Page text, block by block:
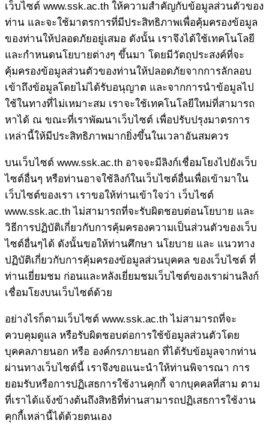
เว็บไซต์ www.ssk.ac.th ให้ความสำคัญกับข้อมูลส่วนตัวของ
ท่าน และจะใช้มาตรการที่มีประสิทธิภาพเพื่อคุ้มครองข้อมูล
ของท่านให้ปลอดภัยอยู่เสมอ ดังนั้น เราจึงได้ใช้เทคโนโลยี
และกำหนดนโยบายต่างๆ ขึ้นมา โดยมีวัตถุประสงค์ที่จะ
คุ้มครองข้อมูลส่วนตัวของท่านให้ปลอดภัยจากการลักลอบ
เข้าถึงข้อมูลโดยไม่ได้รับอนุญาต และจากการนำข้อมูลไป
ใช้ในทางที่ไม่เหมาะสม เราจะใช้เทคโนโลยีใหม่ที่สามารถ
หาได้ ณ ขณะที่เราพัฒนาเว็บไซต์ เพื่อปรับปรุงมาตรการ
เหล่านี้ให้มีประสิทธิภาพมากยิ่งขึ้นในเวลาอันสมควร
บนเว็บไซต์ www.ssk.ac.th อาจจะมีลิงก์เชื่อมโยงไปยังเว็บ
ไซต์อื่นๆ หรือท่านอาจใช้ลิงก์ในเว็บไซต์อื่นเพื่อเข้ามาใน
เว็บไซต์ของเรา เราขอให้ท่านเข้าใจว่า เว็บไซต์
www.ssk.ac.th ไม่สามารถที่จะรับผิดชอบต่อนโยบาย และ
วิธีการปฏิบัติเกี่ยวกับการคุ้มครองความเป็นส่วนตัวของเว็บ
ไซต์อื่นๆได้ ดังนั้นขอให้ท่านศึกษา นโยบาย และ แนวทาง
ปฏิบัติเกี่ยวกับการคุ้มครองข้อมูลส่วนบุคคล ของเว็บไซต์ ที่
ท่านเยี่ยมชม ก่อนและหลังเยี่ยมชมเว็บไซต์ของเราผ่านลิงก์
เชื่อมโยงบนเว็บไซต์ด้วย
อย่างไรก็ตามเว็บไซต์ www.ssk.ac.th ไม่สามารถที่จะ
ควบคุมดูแล หรือรับผิดชอบต่อการใช้ข้อมูลส่วนตัวโดย
บุคคลภายนอก หรือ องค์กรภายนอก ที่ได้รับข้อมูลจากท่าน
ผ่านทางเว็บไซต์นี้ เราจึงขอแนะนำให้ท่านพิจารณา การ
ยอมรับหรือการปฏิเสธการใช้งานคุกกี้ จากบุคคลที่สาม ตาม
ที่เราได้แจ้งข้างต้นถึงสิทธิที่ท่านสามารถปฏิเสธการใช้งาน
คุกกี้เหล่านี้ได้ด้วยตนเอง